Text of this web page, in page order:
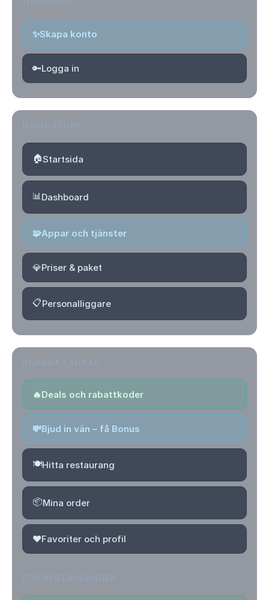
✨Skapa konto
🔑Logga in
🏠Startsida
📊Dashboard
🧩Appar och tjänster
💎Priser & paket
📋Personalliggare
🔥Deals och rabattkoder
💸Bjud in vän – få Bonus
🍽️Hitta restaurang
📦Mina order
❤️Favoriter och profil